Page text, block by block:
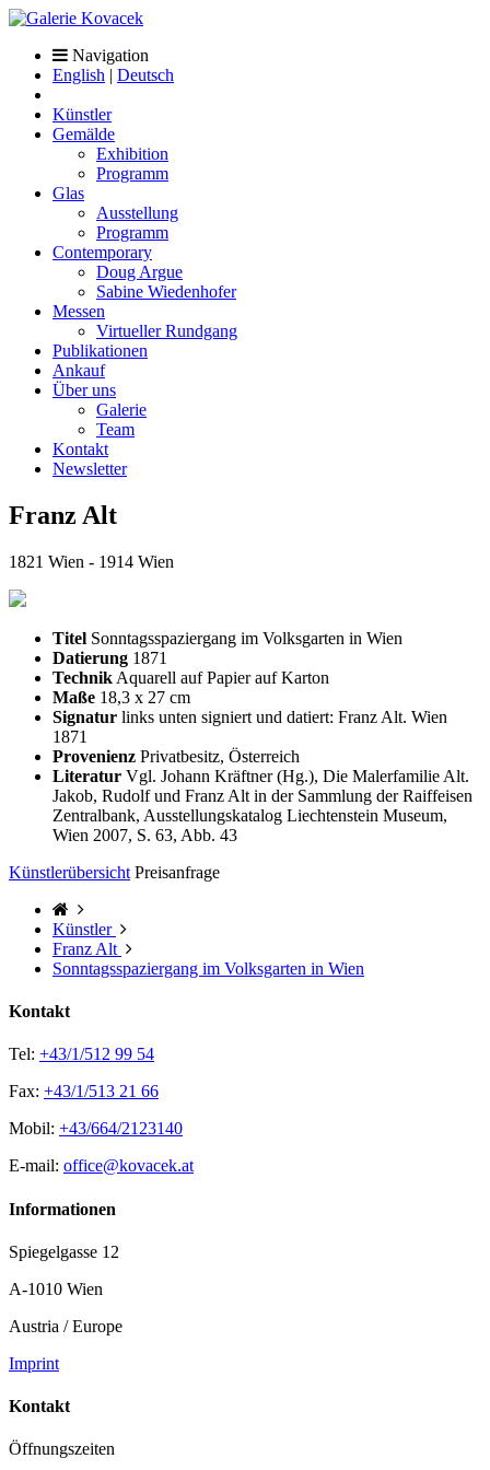
Navigation
English | Deutsch
Künstler
Gemälde
Exhibition
Programm
Glas
Ausstellung
Programm
Contemporary
Doug Argue
Sabine Wiedenhofer
Messen
Virtueller Rundgang
Publikationen
Ankauf
Über uns
Galerie
Team
Kontakt
Newsletter
Franz Alt
1821 Wien - 1914 Wien
Titel Sonntagsspaziergang im Volksgarten in Wien
Datierung 1871
Technik Aquarell auf Papier auf Karton
Maße 18,3 x 27 cm
Signatur links unten signiert und datiert: Franz Alt. Wien
1871
Provenienz Privatbesitz, Österreich
Literatur Vgl. Johann Kräftner (Hg.), Die Malerfamilie Alt.
Jakob, Rudolf und Franz Alt in der Sammlung der Raiffeisen
Zentralbank, Ausstellungskatalog Liechtenstein Museum,
Wien 2007, S. 63, Abb. 43
Künstlerübersicht Preisanfrage
Künstler
Franz Alt
Sonntagsspaziergang im Volksgarten in Wien
Kontakt
Tel: +43/1/512 99 54
Fax: +43/1/513 21 66
Mobil: +43/664/2123140
E-mail: office@kovacek.at
Informationen
Spiegelgasse 12
A-1010 Wien
Austria / Europe
Imprint
Kontakt
Öffnungszeiten